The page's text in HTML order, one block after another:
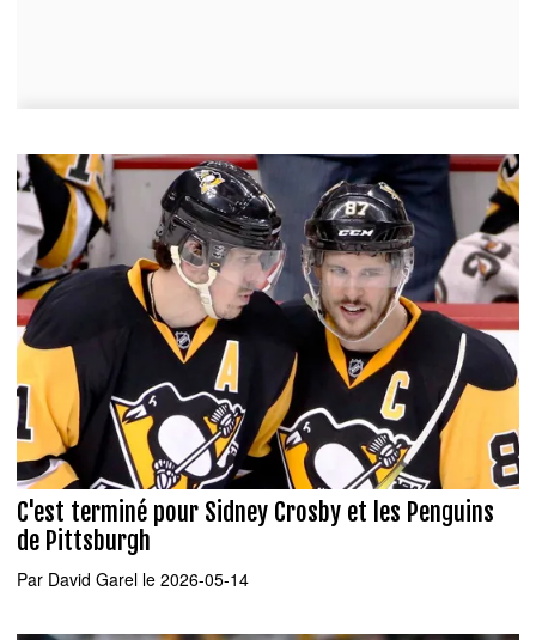
C'est terminé pour Sidney Crosby et les Penguins
de Pittsburgh
Par David Garel le 2026-05-14